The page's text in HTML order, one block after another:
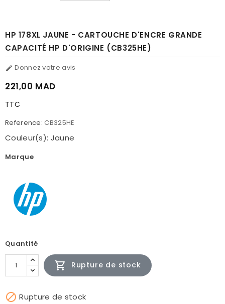
HP 178XL JAUNE - CARTOUCHE D'ENCRE GRANDE
CAPACITÉ HP D'ORIGINE (CB325HE)
 Donnez votre avis
221,00 MAD
TTC
Reference: CB325HE
Couleur(s): Jaune
Marque
Quantité
 Rupture de stock
 Rupture de stock